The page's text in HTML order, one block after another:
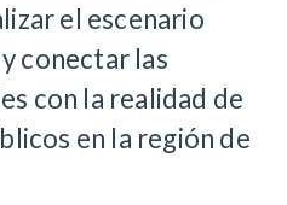
el escenario
conectar las
con la realidad de
en la región de